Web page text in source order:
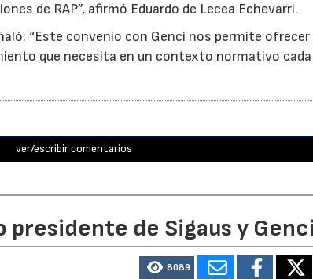
de RAP”, afirmó Eduardo de Lecea Echevarri.
“Este convenio con Genci nos permite
que necesita en un contexto normativo
ver/escribir comentarios
presidente de Sigaus y Genci
8089